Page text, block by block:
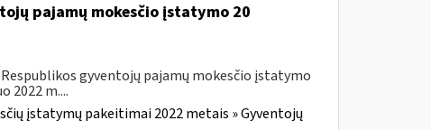
pajamų mokesčio įstatymo 20
gyventojų pajamų mokesčio įstatymo
2022 m....
įstatymų pakeitimai 2022 metais » Gyventojų